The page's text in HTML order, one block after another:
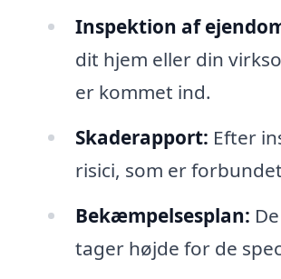
Inspektion af
dit hjem eller din
er kommet ind.
Skaderapport: Efter
risici, som er
Bekæmpelsesplan:
tager højde for de